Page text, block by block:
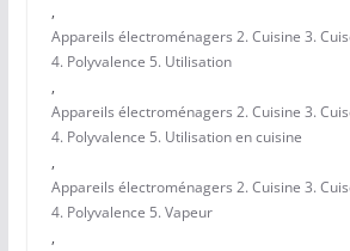
,
Appareils électroménagers 2. Cuisine 3.
4. Polyvalence 5. Utilisation
,
Appareils électroménagers 2. Cuisine 3.
4. Polyvalence 5. Utilisation en cuisine
,
Appareils électroménagers 2. Cuisine 3.
4. Polyvalence 5. Vapeur
,